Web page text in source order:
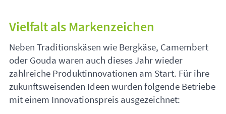
Vielfalt als Markenzeichen
Neben Traditionskäsen wie Bergkäse, Camembert
oder Gouda waren auch dieses Jahr wieder
zahlreiche Produktinnovationen am Start. Für ihre
zukunftsweisenden Ideen wurden folgende Betriebe
mit einem Innovationspreis ausgezeichnet: